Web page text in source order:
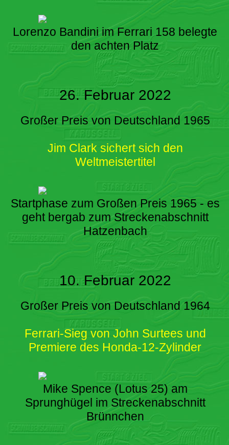
Lorenzo Bandini im Ferrari 158 belegte
den achten Platz
26. Februar 2022
Großer Preis von Deutschland 1965
Jim Clark sichert sich den
Weltmeistertitel
Startphase zum Großen Preis 1965 - es
geht bergab zum Streckenabschnitt
Hatzenbach
10. Februar 2022
Großer Preis von Deutschland 1964
Ferrari-Sieg von John Surtees und
Premiere des Honda-12-Zylinder
Mike Spence (Lotus 25) am
Sprunghügel im Streckenabschnitt
Brünnchen